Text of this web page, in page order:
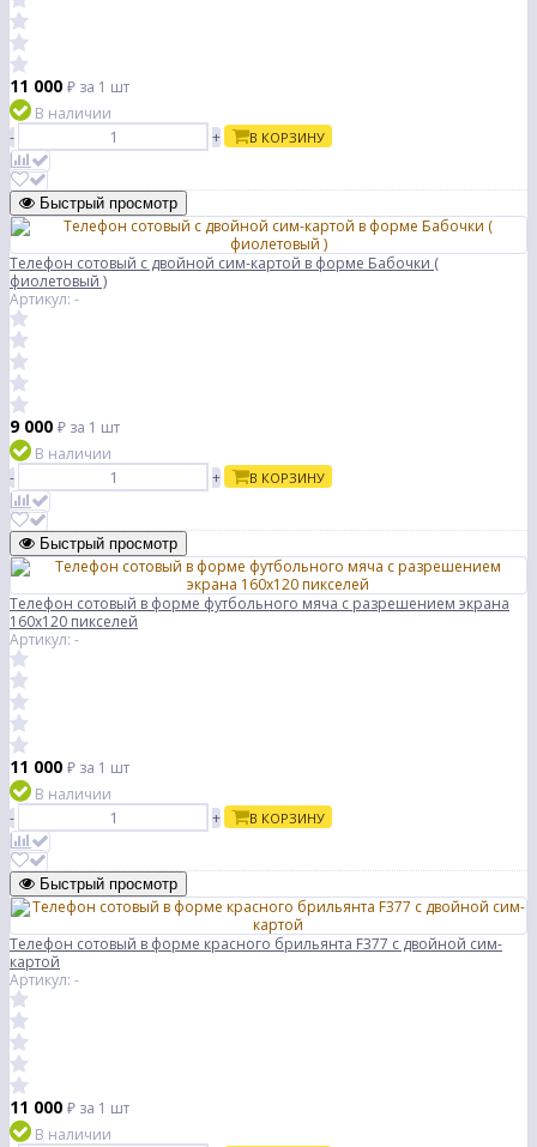
11 000 ₽ за 1 шт
В наличии
-
+ В КОРЗИНУ
Быстрый просмотр
Телефон сотовый с двойной сим-картой в форме Бабочки (
фиолетовый )
Артикул: -
9 000 ₽ за 1 шт
В наличии
-
+ В КОРЗИНУ
Быстрый просмотр
Телефон сотовый в форме футбольного мяча с разрешением экрана
160x120 пикселей
Артикул: -
11 000 ₽ за 1 шт
В наличии
-
+ В КОРЗИНУ
Быстрый просмотр
Телефон сотовый в форме красного брильянта F377 c двойной сим-
картой
Артикул: -
11 000 ₽ за 1 шт
В наличии